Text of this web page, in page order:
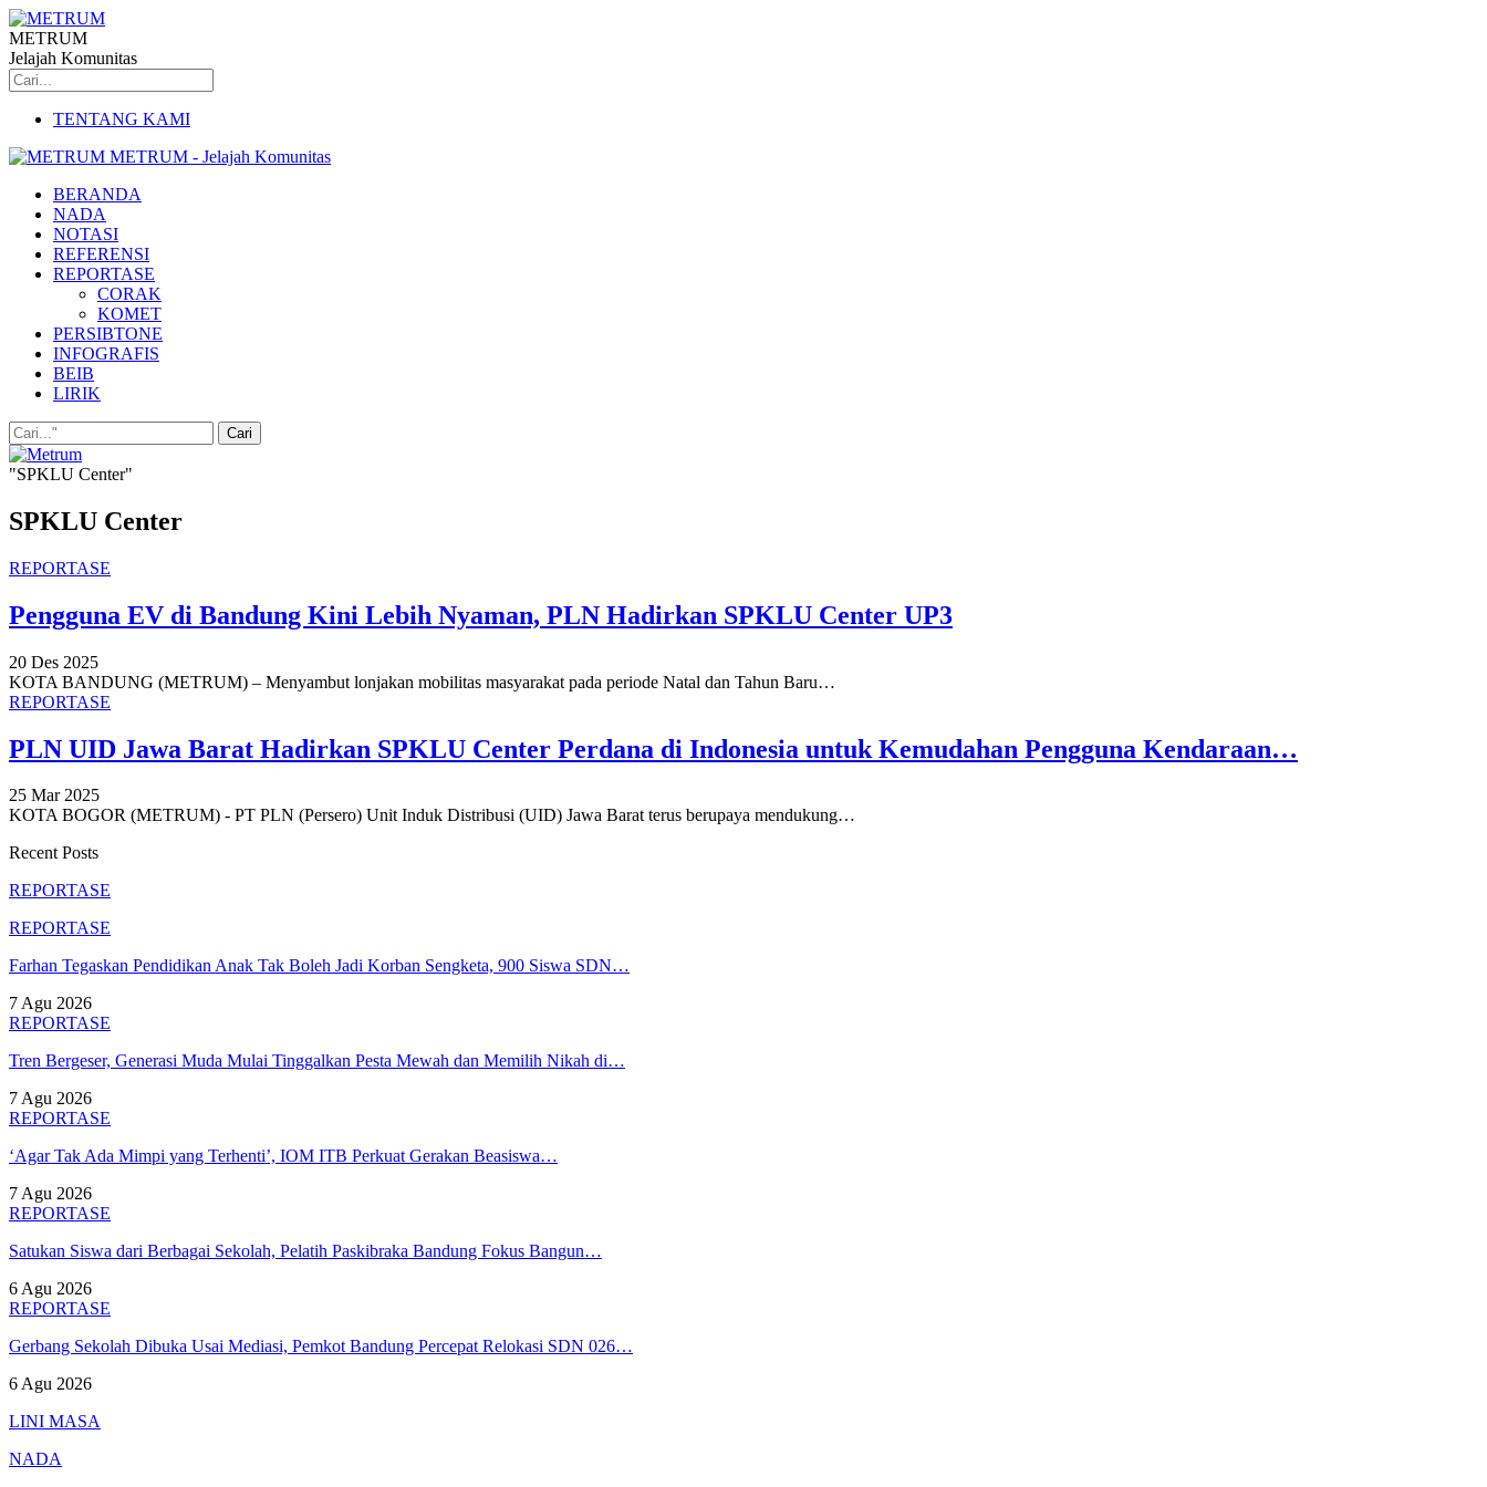
METRUM
Jelajah Komunitas
TENTANG KAMI
METRUM - Jelajah Komunitas
BERANDA
NADA
NOTASI
REFERENSI
REPORTASE
CORAK
KOMET
PERSIBTONE
INFOGRAFIS
BEIB
LIRIK
"SPKLU Center"
SPKLU Center
REPORTASE
Pengguna EV di Bandung Kini Lebih Nyaman, PLN Hadirkan SPKLU Center UP3
20 Des 2025
KOTA BANDUNG (METRUM) – Menyambut lonjakan mobilitas masyarakat pada periode Natal dan Tahun Baru…
REPORTASE
PLN UID Jawa Barat Hadirkan SPKLU Center Perdana di Indonesia untuk Kemudahan Pengguna Kendaraan…
25 Mar 2025
KOTA BOGOR (METRUM) - PT PLN (Persero) Unit Induk Distribusi (UID) Jawa Barat terus berupaya mendukung…
Recent Posts
REPORTASE
REPORTASE
Farhan Tegaskan Pendidikan Anak Tak Boleh Jadi Korban Sengketa, 900 Siswa SDN…
7 Agu 2026
REPORTASE
Tren Bergeser, Generasi Muda Mulai Tinggalkan Pesta Mewah dan Memilih Nikah di…
7 Agu 2026
REPORTASE
‘Agar Tak Ada Mimpi yang Terhenti’, IOM ITB Perkuat Gerakan Beasiswa…
7 Agu 2026
REPORTASE
Satukan Siswa dari Berbagai Sekolah, Pelatih Paskibraka Bandung Fokus Bangun…
6 Agu 2026
REPORTASE
Gerbang Sekolah Dibuka Usai Mediasi, Pemkot Bandung Percepat Relokasi SDN 026…
6 Agu 2026
LINI MASA
NADA